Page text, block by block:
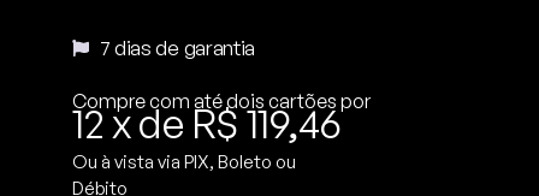
7 dias de garantia
Compre com até dois cartões por
12 x de R$ 119,46
Ou à vista via PIX, Boleto ou
Débito